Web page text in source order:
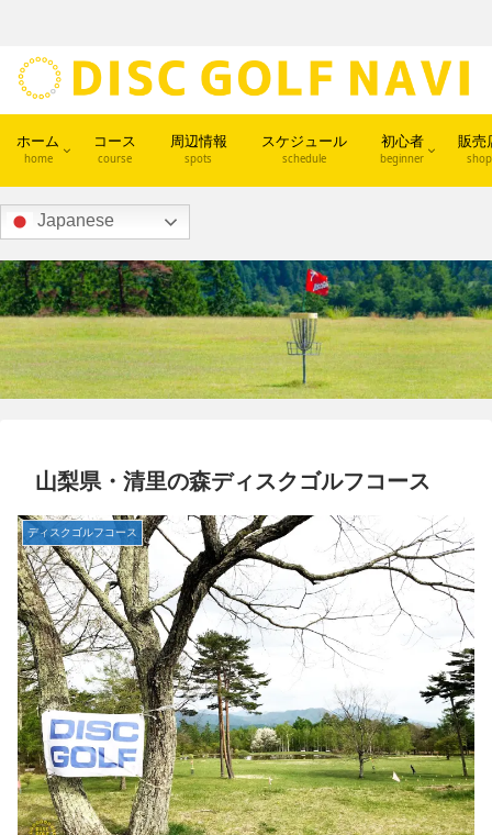
ホーム
home
コース
course
周辺情報
spots
スケジュール
schedule
初心者
beginner
販売
shop
Japanese
山梨県・清里の森ディスクゴルフコース
ディスクゴルフコース